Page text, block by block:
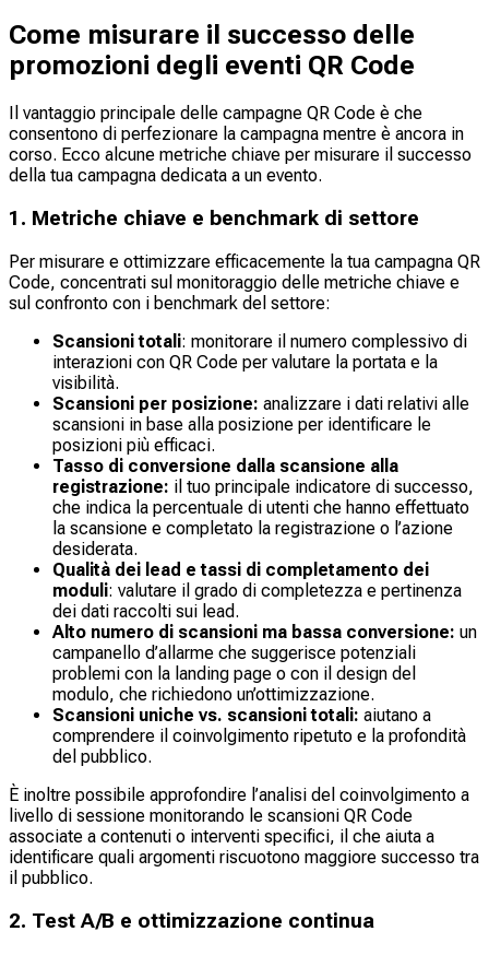
Come misurare il successo delle
promozioni degli eventi QR Code
Il vantaggio principale delle campagne QR Code è che
consentono di perfezionare la campagna mentre è ancora in
corso. Ecco alcune metriche chiave per misurare il successo
della tua campagna dedicata a un evento.
1. Metriche chiave e benchmark di settore
Per misurare e ottimizzare efficacemente la tua campagna QR
Code, concentrati sul monitoraggio delle metriche chiave e
sul confronto con i benchmark del settore:
Scansioni totali: monitorare il numero complessivo di
interazioni con QR Code per valutare la portata e la
visibilità.
Scansioni per posizione: analizzare i dati relativi alle
scansioni in base alla posizione per identificare le
posizioni più efficaci.
Tasso di conversione dalla scansione alla
registrazione: il tuo principale indicatore di successo,
che indica la percentuale di utenti che hanno effettuato
la scansione e completato la registrazione o l’azione
desiderata.
Qualità dei lead e tassi di completamento dei
moduli: valutare il grado di completezza e pertinenza
dei dati raccolti sui lead.
Alto numero di scansioni ma bassa conversione: un
campanello d’allarme che suggerisce potenziali
problemi con la landing page o con il design del
modulo, che richiedono un’ottimizzazione.
Scansioni uniche vs. scansioni totali: aiutano a
comprendere il coinvolgimento ripetuto e la profondità
del pubblico.
È inoltre possibile approfondire l’analisi del coinvolgimento a
livello di sessione monitorando le scansioni QR Code
associate a contenuti o interventi specifici, il che aiuta a
identificare quali argomenti riscuotono maggiore successo tra
il pubblico.
2. Test A/B e ottimizzazione continua